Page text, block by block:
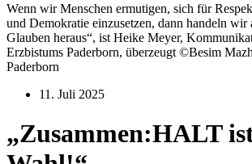
Wenn wir Menschen ermutigen, sich für
und Demokratie einzusetzen, dann handeln wir
Glauben heraus“, ist Heike Meyer,
Erzbistums Paderborn, überzeugt ©Besim
Paderborn
11. Juli 2025
„Zusammen:HALT